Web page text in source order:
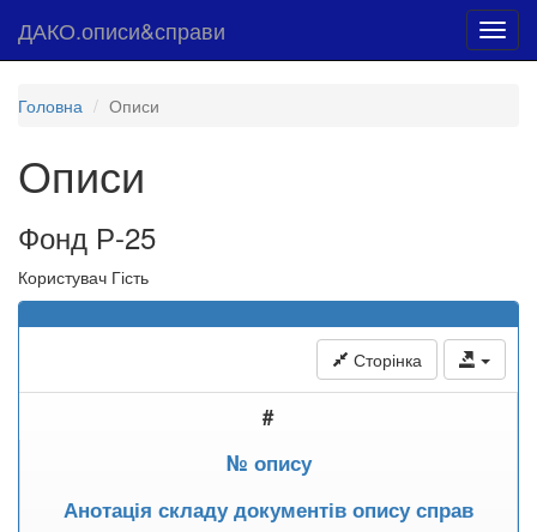
ДАКО.описи&справи
Головна Описи
Описи
Фонд Р-25
Користувач Гість
Сторінка
#
№ опису
Анотація складу документів опису справ